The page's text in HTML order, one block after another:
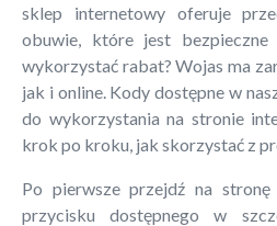
sklep internetowy oferuje
obuwie, które jest
wykorzystać rabat? Wojas ma
jak i online. Kody dostępne w
do wykorzystania na stronie
krok po kroku, jak skorzystać z
Po pierwsze przejdź na
przycisku dostępnego w